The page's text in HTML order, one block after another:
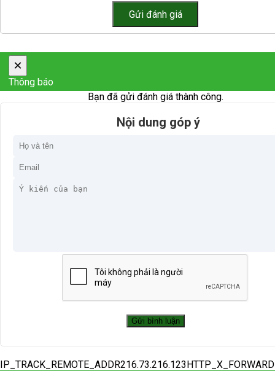
×
Thông báo
Bạn đã gửi đánh giá thành công.
Nội dung góp ý